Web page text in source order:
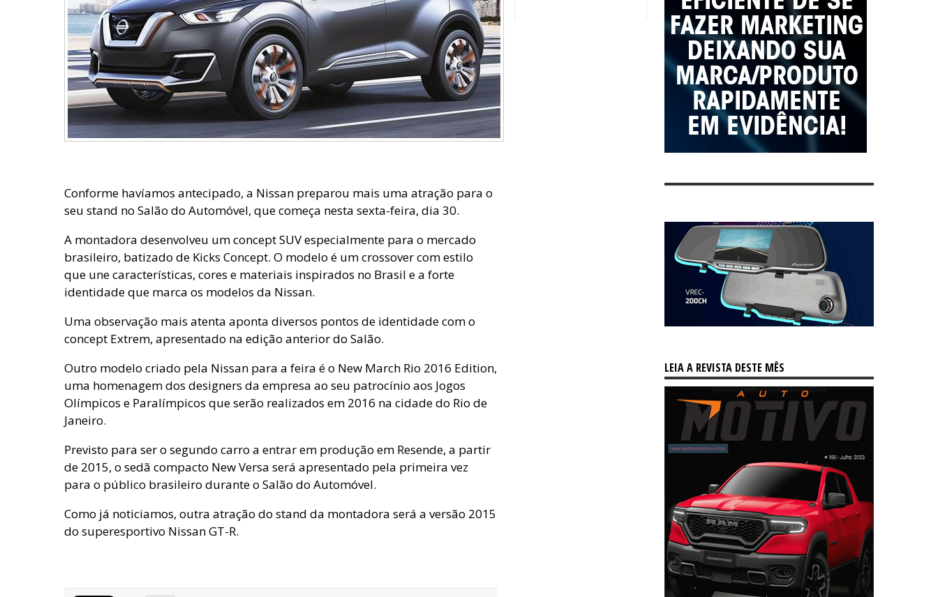
Conforme havíamos antecipado, a Nissan preparou mais uma atração para o
seu stand no Salão do Automóvel, que começa nesta sexta-feira, dia 30.
A montadora desenvolveu um concept SUV especialmente para o mercado
brasileiro, batizado de Kicks Concept. O modelo é um crossover com estilo
que une características, cores e materiais inspirados no Brasil e a forte
identidade que marca os modelos da Nissan.
Uma observação mais atenta aponta diversos pontos de identidade com o
concept Extrem, apresentado na edição anterior do Salão.
Outro modelo criado pela Nissan para a feira é o New March Rio 2016 Edition,
uma homenagem dos designers da empresa ao seu patrocínio aos Jogos
Olímpicos e Paralímpicos que serão realizados em 2016 na cidade do Rio de
Janeiro.
Previsto para ser o segundo carro a entrar em produção em Resende, a partir
de 2015, o sedã compacto New Versa será apresentado pela primeira vez
para o público brasileiro durante o Salão do Automóvel.
Como já noticiamos, outra atração do stand da montadora será a versão 2015
do superesportivo Nissan GT-R.
LEIA A REVISTA DESTE MÊS